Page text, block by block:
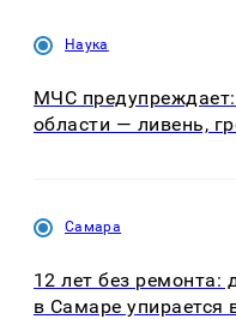
Наука
МЧС
области — ливень,
Самара
12 лет без ремонта:
в Самаре упирается